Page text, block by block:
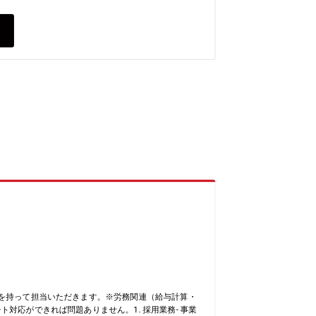
持って担当いただきます。※労務関連（給与計算・
対応ができれば問題ありません。1. 採用業務- 事業